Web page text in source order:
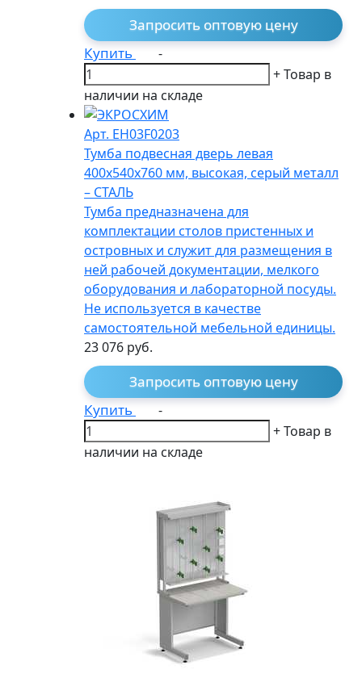
Запросить оптовую цену
Купить
-
+Товар в
наличии на складе
Арт. EH03F0203
Тумба подвесная дверь левая
400х540х760 мм, высокая, серый металл
– СТАЛЬ
Тумба предназначена для
комплектации столов пристенных и
островных и служит для размещения в
ней рабочей документации, мелкого
оборудования и лабораторной посуды.
Не используется в качестве
самостоятельной мебельной единицы.
23 076 руб.
Запросить оптовую цену
Купить
-
+Товар в
наличии на складе